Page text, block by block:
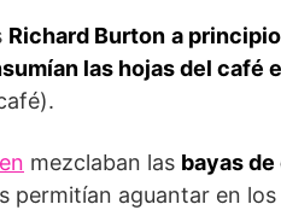
Richard Burton a
las hojas del café
mezclaban las bayas
permitían aguantar en